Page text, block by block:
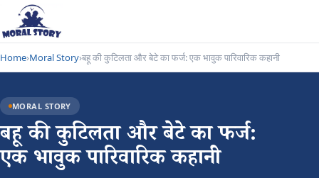
Home›Moral Story›बहू की कुटिलता और बेटे का फर्ज: एक भावुक पारिवारिक कहानी
MORAL STORY
बहू की कुटिलता और बेटे का फर्ज:
एक भावुक पारिवारिक कहानी